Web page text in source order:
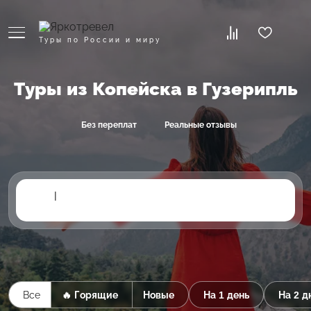
Туры по России и миру
Туры из Копейска в Гузерипль
Без переплат Реальные отзывы
|
Все 🔥 Горящие Новые На 1 день На 2